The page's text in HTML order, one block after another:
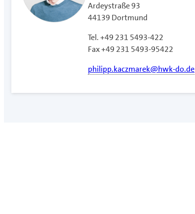
Ardeystraße 93
44139 Dortmund
Tel. +49 231 5493-422
Fax +49 231 5493-95422
philipp.kaczmarek@hwk-do.de